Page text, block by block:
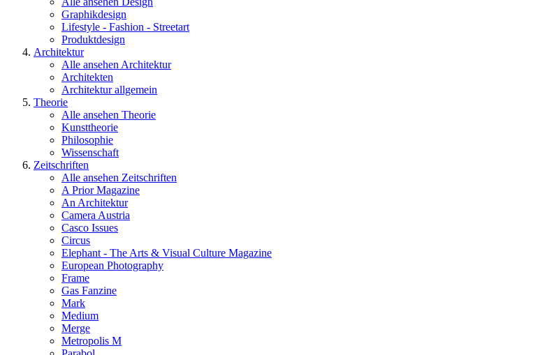
Graphikdesign
Lifestyle - Fashion - Streetart
Produktdesign
Architektur
Alle ansehen Architektur
Architekten
Architektur allgemein
Theorie
Alle ansehen Theorie
Kunsttheorie
Philosophie
Wissenschaft
Zeitschriften
Alle ansehen Zeitschriften
A Prior Magazine
An Architektur
Camera Austria
Casco Issues
Circus
Elephant - The Arts & Visual Culture Magazine
European Photography
Frame
Gas Fanzine
Mark
Medium
Merge
Metropolis M